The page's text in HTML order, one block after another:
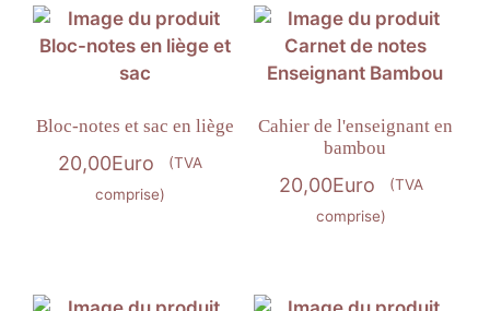
Bloc-notes et sac en liège
20,00Euro
(TVA
comprise)
Cahier de l'enseignant en
bambou
20,00Euro
(TVA
comprise)